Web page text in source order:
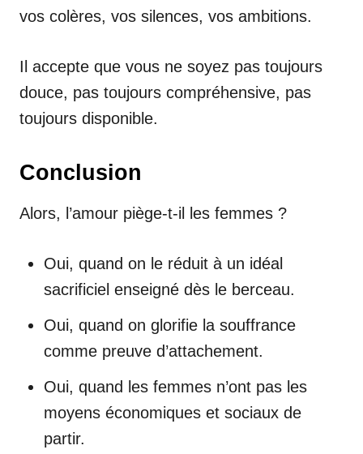
vos colères, vos silences, vos ambitions.
Il accepte que vous ne soyez pas toujours
douce, pas toujours compréhensive, pas
toujours disponible.
Conclusion
Alors, l’amour piège-t-il les femmes ?
Oui, quand on le réduit à un idéal
sacrificiel enseigné dès le berceau.
Oui, quand on glorifie la souffrance
comme preuve d’attachement.
Oui, quand les femmes n’ont pas les
moyens économiques et sociaux de
partir.